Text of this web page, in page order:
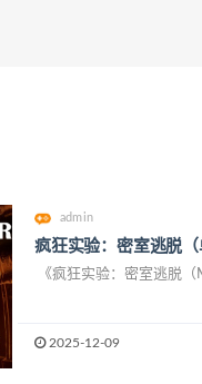
admin
疯狂实验：密室逃脱（
《疯狂实验：密室逃脱（
2025-12-09